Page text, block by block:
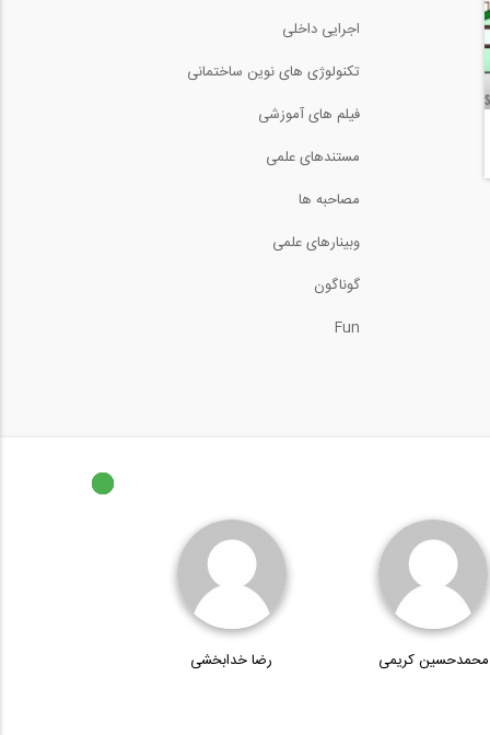
اجرایی داخلی
تکنولوژی های نوین ساختمانی
فیلم های آموزشی
مستندهای علمی
مصاحبه ها
وبینارهای علمی
گوناگون
Fun
محمدحسین کریمی رضا خدابخشی